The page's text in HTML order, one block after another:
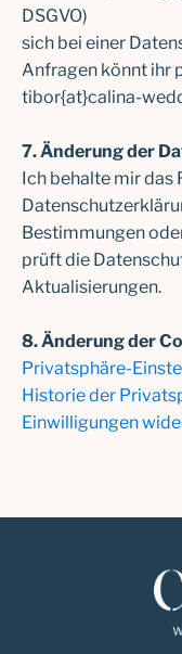
DSGVO)
sich bei einer
Anfragen könnt ihr
tibor{at}calina-
7. Änderung der
Ich behalte mir das
Bestimmungen
prüft die
Aktualisierungen.
8. Änderung der
Privatsphäre-
Historie der
Einwilligungen